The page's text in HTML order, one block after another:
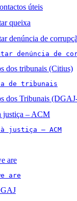
úteis
queixa
denúncia de
denúncia de
dos tribunais (Citius)
de tribunais
dos Tribunais
justiça – ACM
à justiça – ACM
are
are